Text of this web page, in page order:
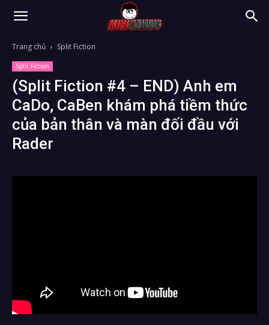
Trang chủ Split Fiction
Split Fiction
(Split Fiction #4 – END) Anh em
CaDo, CaBen khám phá tiềm thức
của bản thân và màn đối đầu với
Rader